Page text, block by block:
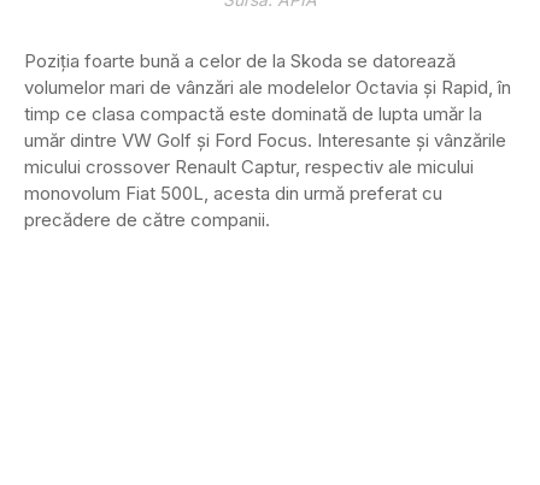
Poziția foarte bună a celor de la Skoda se datorează
volumelor mari de vânzări ale modelelor Octavia și Rapid, în
timp ce clasa compactă este dominată de lupta umăr la
umăr dintre VW Golf și Ford Focus. Interesante și vânzările
micului crossover Renault Captur, respectiv ale micului
monovolum Fiat 500L, acesta din urmă preferat cu
precădere de către companii.